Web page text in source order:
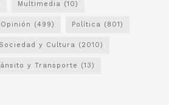
Multimedia (10)
Opinión (499) Política (801)
Sociedad y Cultura (2010)
y Transporte (13)